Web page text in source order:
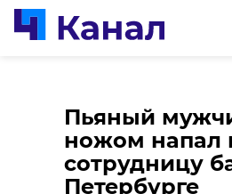
Пьяный
ножом напал
сотрудницу
Петербурге
Губернатор
Ленобласти
новый детсад
На
высотах
продолжается
борщевика